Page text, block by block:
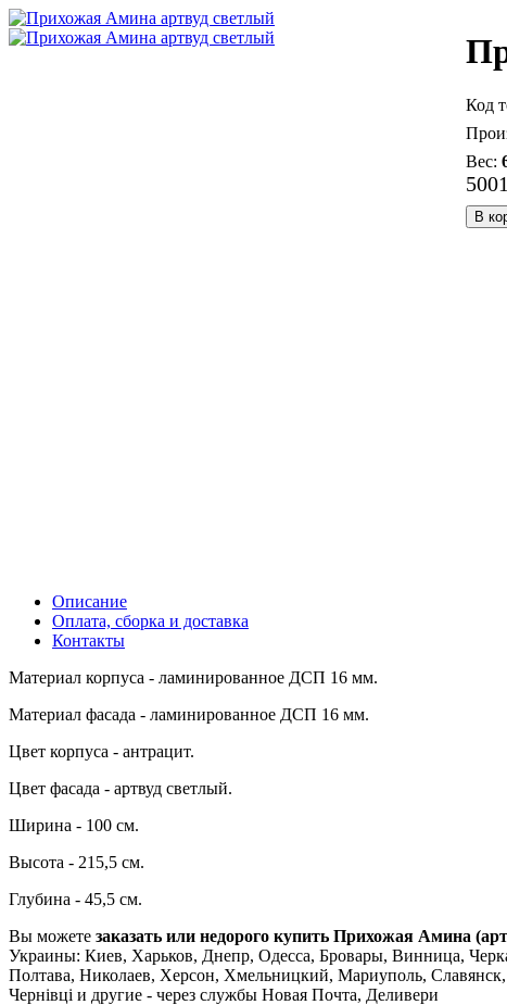
5001
В
Описание
Оплата, сборка и доставка
Контакты
Материал корпуса - ламинированное ДСП 16 мм.
Материал фасада - ламинированное ДСП 16 мм.
Цвет корпуса - антрацит.
Цвет фасада - артвуд светлый.
Ширина - 100 см.
Высота - 215,5 см.
Глубина - 45,5 см.
Вы можете заказать или недорого купить Прихожая Амина
Украины: Киев, Харьков, Днепр, Одесса, Бровары, Винница,
Полтава, Николаев, Херсон, Хмельницкий, Мариуполь,
Чернівці и другие - через службы Новая Почта, Деливери